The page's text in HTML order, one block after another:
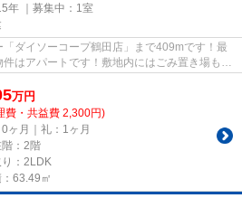
年 ｜募集中： 1室
ダイソーコープ鶴田店」まで409mです！最
件はアパートです！敷地内にはごみ置き場も設
万円
費・共益費 2,300円)
ヶ月｜礼：1ヶ月
階：2階
り：2LDK
63.49㎡